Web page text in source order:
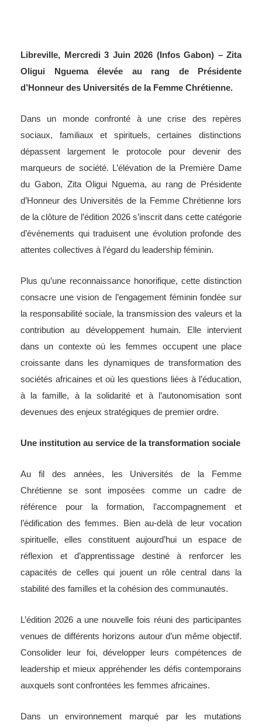
Libreville, Mercredi 3 Juin 2026 (Infos Gabon) – Zita
Oligui Nguema élevée au rang de Présidente
d’Honneur des Universités de la Femme Chrétienne.
Dans un monde confronté à une crise des repères
sociaux, familiaux et spirituels, certaines distinctions
dépassent largement le protocole pour devenir des
marqueurs de société. L’élévation de la Première Dame
du Gabon, Zita Oligui Nguema, au rang de Présidente
d’Honneur des Universités de la Femme Chrétienne lors
de la clôture de l’édition 2026 s’inscrit dans cette catégorie
d’événements qui traduisent une évolution profonde des
attentes collectives à l’égard du leadership féminin.
Plus qu’une reconnaissance honorifique, cette distinction
consacre une vision de l’engagement féminin fondée sur
la responsabilité sociale, la transmission des valeurs et la
contribution au développement humain. Elle intervient
dans un contexte où les femmes occupent une place
croissante dans les dynamiques de transformation des
sociétés africaines et où les questions liées à l’éducation,
à la famille, à la solidarité et à l’autonomisation sont
devenues des enjeux stratégiques de premier ordre.
Une institution au service de la transformation sociale
Au fil des années, les Universités de la Femme
Chrétienne se sont imposées comme un cadre de
référence pour la formation, l’accompagnement et
l’édification des femmes. Bien au-delà de leur vocation
spirituelle, elles constituent aujourd’hui un espace de
réflexion et d’apprentissage destiné à renforcer les
capacités de celles qui jouent un rôle central dans la
stabilité des familles et la cohésion des communautés.
L’édition 2026 a une nouvelle fois réuni des participantes
venues de différents horizons autour d’un même objectif.
Consolider leur foi, développer leurs compétences de
leadership et mieux appréhender les défis contemporains
auxquels sont confrontées les femmes africaines.
Dans un environnement marqué par les mutations